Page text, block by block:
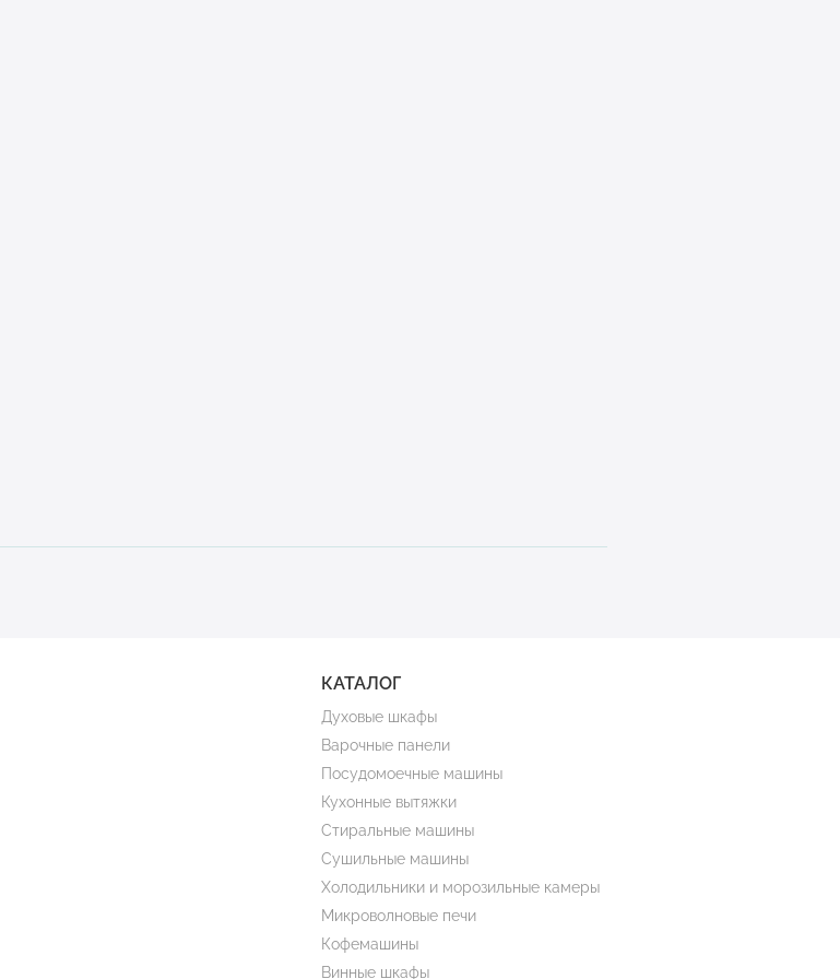
КАТАЛОГ
Духовые шкафы
Варочные панели
Посудомоечные машины
Кухонные вытяжки
Стиральные машины
Сушильные машины
Холодильники и морозильные камеры
Микроволновые печи
Кофемашины
Винные шкафы